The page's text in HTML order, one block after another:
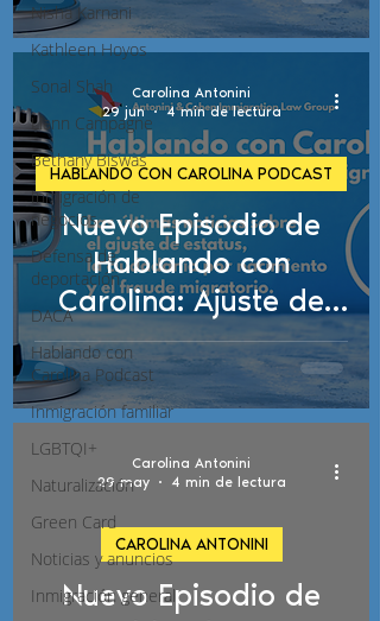
Nisha Karnani
Kathleen Hoyos
Sonal Shah
Liann Campagne
Bethany Biswas
Inmigración de
negocios
Defensa de
deportación
DACA
Hablando con
Carolina Podcast
Inmigración familiar
LGBTQI+
Naturalización
Green Card
Noticias y anuncios
Inmigración general
inmigración
Nuevo Episodio de
Hablando con
Carolina: Ajuste de
Estatus, Ciudadanía
por Nacimiento y
Fraude Migratorio
HABLANDO CON CAROLINA PODCAST
Carolina Antonini
29 jun
4 min de lectura
video Nuevo Episodio de
CAROLINA ANTONINI
Carolina Antonini
29 may
4 min de lectura